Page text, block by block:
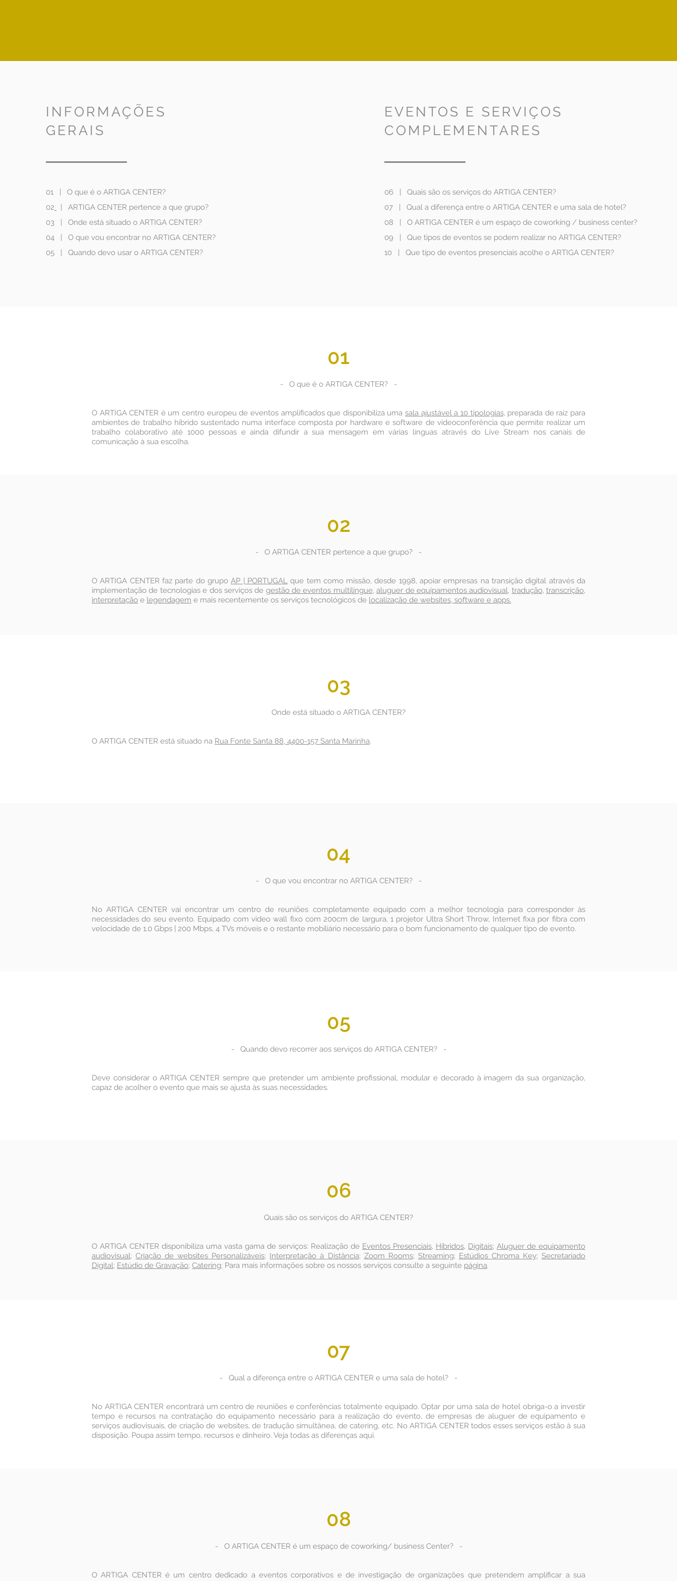
INFORMAÇÕES
GERAIS
01 | O que é o ARTIGA CENTER?
02
| ARTIGA CENTER pertence a que grupo?
03 | Onde está situado o ARTIGA CENTER?
04 | O que vou encontrar no ARTIGA CENTER?
05 | Quando devo usar o ARTIGA CENTER?
EVENTOS E SERVIÇOS
COMPLEMENTARES
06 | Quais são os serviços do ARTIGA CENTER?
07 | Qual a diferença entre o ARTIGA CENTER e uma sala de hotel?
08 | O ARTIGA CENTER é um espaço de coworking / business center?
09 | Que tipos de eventos se podem realizar no ARTIGA CENTER?
10 | Que tipo de eventos presenciais acolhe o ARTIGA CENTER?
01
- O que é o ARTIGA CENTER? -
O ARTIGA CENTER é um centro europeu de eventos amplificados que disponibiliza umasala ajustável a 10 tipologias, preparada de raiz para
ambientes de trabalho híbrido sustentado numa interface composta por hardware e software de videoconferência que permite realizar um
trabalho colaborativo até 1000 pessoas e ainda difundir a sua mensagem em várias línguas através do Live Stream nos canais de
comunicação à sua escolha.
02
- O ARTIGA CENTER pertence a que grupo? -
O ARTIGA CENTER faz parte do grupoAP | PORTUGALque tem como missão, desde 1998, apoiar empresas na transição digital através da
implementação de tecnologias e dos serviços de gestão de eventos multilingue,aluguer de equipamentos audiovisual, tradução, transcrição,
interpretação e legendagem e mais recentemente os serviços tecnológicos de localização de websites, software e apps.
03
Onde está situado o ARTIGA CENTER?
O ARTIGA CENTER está situado na Rua Fonte Santa 88, 4400-157 Santa Marinha.
04
- O que vou encontrar no ARTIGA CENTER? -
No ARTIGA CENTER vai encontrar um centro de reuniões completamente equipado com a melhor tecnologia para corresponder às
necessidades do seu evento. Equipado com video wall fixo com 200cm de largura, 1 projetor Ultra Short Throw, Internet fixa por fibra com
velocidade de 1.0 Gbps | 200 Mbps, 4 TVs móveis e o restante mobiliário necessário para o bom funcionamento de qualquer tipo de evento.
05
- Quando devo recorrer aos serviços do ARTIGA CENTER? -
Deve considerar o ARTIGA CENTER sempre que pretender um ambiente profissional, modular e decorado à imagem da sua organização,
capaz de acolher o evento que mais se ajusta às suas necessidades.
06
Quais são os serviços do ARTIGA CENTER?
O ARTIGA CENTER disponibiliza uma vasta gama de serviços: Realização de Eventos Presenciais, Híbridos, Digitais; Aluguer de equipamento
audiovisual;Criação de websites Personalizáveis; Interpretação à Distância; Zoom Rooms; Streaming; Estúdios Chroma Key;Secretariado
Digital; Estúdio de Gravação; Catering; Para mais informações sobre os nossos serviços consulte a seguinte página.
07
- Qual a diferença entre o ARTIGA CENTER e uma sala de hotel? -
No ARTIGA CENTER encontrará um centro de reuniões e conferências totalmente equipado. Optar por uma sala de hotel obriga-o a investir
tempo e recursos na contratação do equipamento necessário para a realização do evento, de empresas de aluguer de equipamento e
serviços audiovisuais, de criação de websites, de tradução simultânea, de catering, etc. No ARTIGA CENTER todos esses serviços estão à sua
disposição. Poupa assim tempo, recursos e dinheiro. Veja todas as diferenças aqui.
08
- O ARTIGA CENTER é um espaço de coworking/ business Center? -
O ARTIGA CENTER é um centro dedicado a eventos corporativos e de investigação de organizações que pretendem amplificar a sua